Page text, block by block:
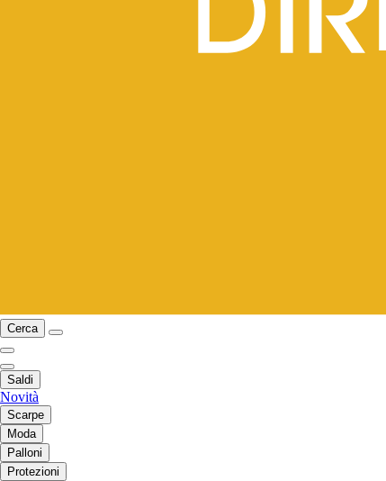
Cerca
Saldi
Novità
Scarpe
Moda
Palloni
Protezioni